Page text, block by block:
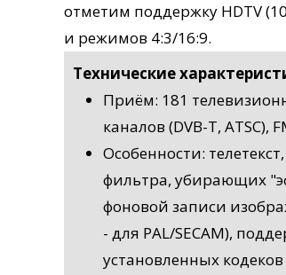
отметим поддержку HDTV
и режимов 4:3/16:9.
Технические
Приём: 181
каналов (DVB-T, ATSC),
Особенности:
фильтра, убирающих
фоновой записи
- для PAL/SECAM),
установленных кодеков